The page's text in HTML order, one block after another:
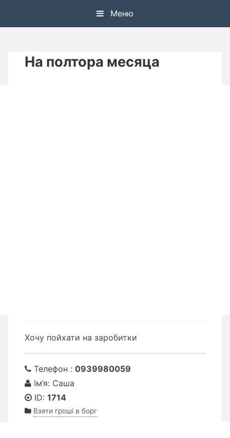
Меню
На полтора месяца
Хочу пойхати на заробитки
Телефон : 0939980059
Ім’я: Саша
ID: 1714
Взяти гроші в борг